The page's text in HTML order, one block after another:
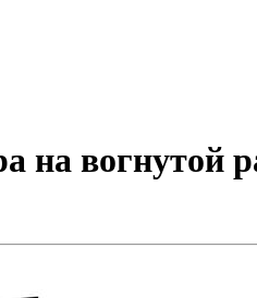
на вогнутой